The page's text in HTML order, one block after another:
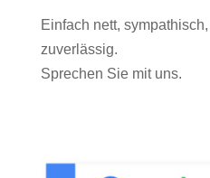
Einfach nett,
zuverlässig.
Sprechen Sie mit uns.